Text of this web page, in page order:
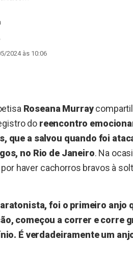
2024 às 10:06
Roseana Murray
do reencontro
que a salvou quando foi
no Rio de Janeiro. Na
por haver cachorros bravos à
foi o primeiro anjo
começou a correr e corre
É verdadeiramente um